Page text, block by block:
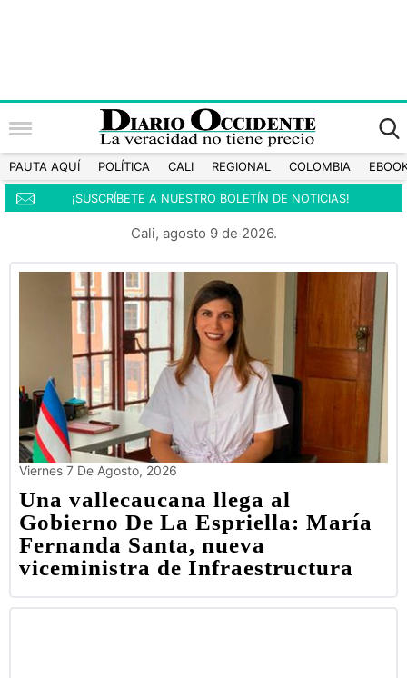
PAUTA AQUÍ POLÍTICA CALI REGIONAL COLOMBIA
¡SUSCRÍBETE A NUESTRO BOLETÍN DE NOTICIAS!
Cali, agosto 9 de 2026.
Viernes 7 De Agosto, 2026
Una vallecaucana llega al
Gobierno De La Espriella: María
Fernanda Santa, nueva
viceministra de Infraestructura